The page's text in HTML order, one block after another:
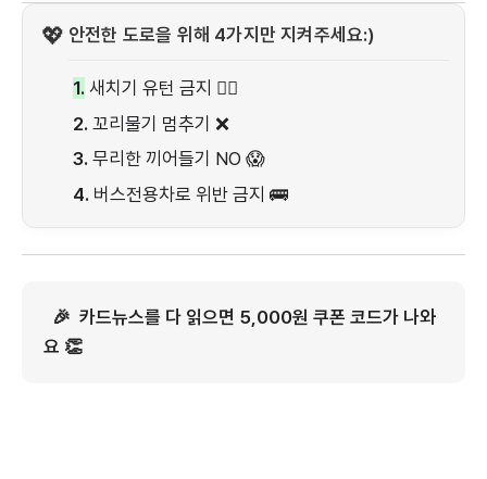
💖 안전한 도로을 위해 4가지만 지켜주세요:)
1. 새치기 유턴 금지 🙅‍♂️
2. 꼬리물기 멈추기 ❌
3. 무리한 끼어들기 NO 😱
4. 버스전용차로 위반 금지 🚌
🎉 카드뉴스를 다 읽으면 5,000원 쿠폰 코드가 나와
요 👏